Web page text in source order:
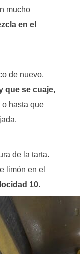
mucho
en el
de nuevo,
que se cuaje,
o hasta que
de la tarta.
limón en el
10.